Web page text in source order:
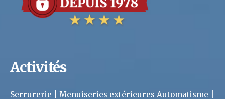
Activités
Serrurerie | Menuiseries extérieures Automatisme |